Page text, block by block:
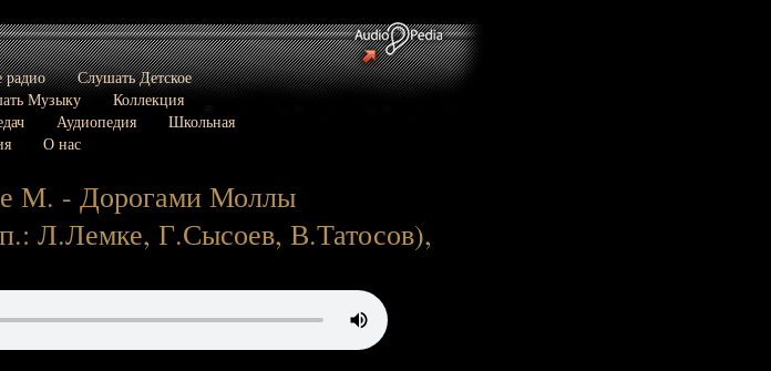
радио
Слушать Детское
Музыку
Коллекция
Аудиопедия
Школьная
О нас
М. - Дорогами Моллы
Л.Лемке, Г.Сысоев, В.Татосов),